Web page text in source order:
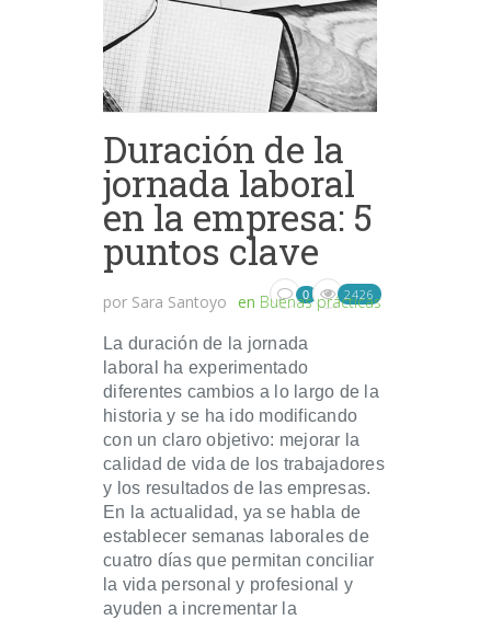
Duración de la
jornada laboral
en la empresa: 5
puntos clave
por Sara Santoyo en Buenas prácticas
0 2426
La duración de la jornada
laboral ha experimentado
diferentes cambios a lo largo de la
historia y se ha ido modificando
con un claro objetivo: mejorar la
calidad de vida de los trabajadores
y los resultados de las empresas.
En la actualidad, ya se habla de
establecer semanas laborales de
cuatro días que permitan conciliar
la vida personal y profesional y
ayuden a incrementar la